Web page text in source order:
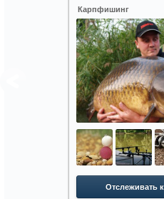
Карпфишинг
Отслеживать